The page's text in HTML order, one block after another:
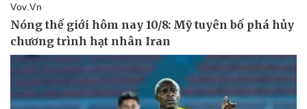
Tin nóng
Quân sự - Quốc phòng
Vũ khí
Việt Nam